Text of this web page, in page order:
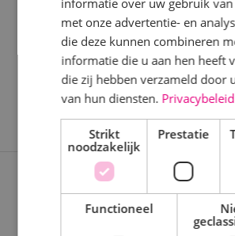
Beveiligingstechniek
Elektrotechniek
Energietechniek
Staf
Uren
Fulltime
Nieuwbouwprojecten
informatie over uw gebruik van
met onze advertentie- en
die deze kunnen combineren
informatie die u aan hen heeft
die zij hebben verzameld door
van hun diensten. Privacybeleid
Strikt
noodzakelijk
Prestatie
Functioneel